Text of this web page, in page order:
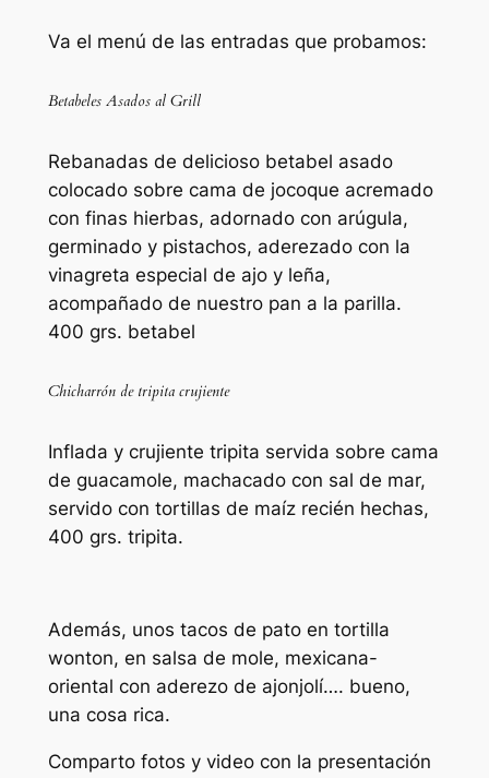
Va el menú de las entradas que probamos:
Betabeles Asados al Grill
Rebanadas de delicioso betabel asado
colocado sobre cama de jocoque acremado
con finas hierbas, adornado con arúgula,
germinado y pistachos, aderezado con la
vinagreta especial de ajo y leña,
acompañado de nuestro pan a la parilla.
400 grs. betabel
Chicharrón de tripita crujiente
Inflada y crujiente tripita servida sobre cama
de guacamole, machacado con sal de mar,
servido con tortillas de maíz recién hechas,
400 grs. tripita.
Además, unos tacos de pato en tortilla
wonton, en salsa de mole, mexicana-
oriental con aderezo de ajonjolí…. bueno,
una cosa rica.
Comparto fotos y video con la presentación